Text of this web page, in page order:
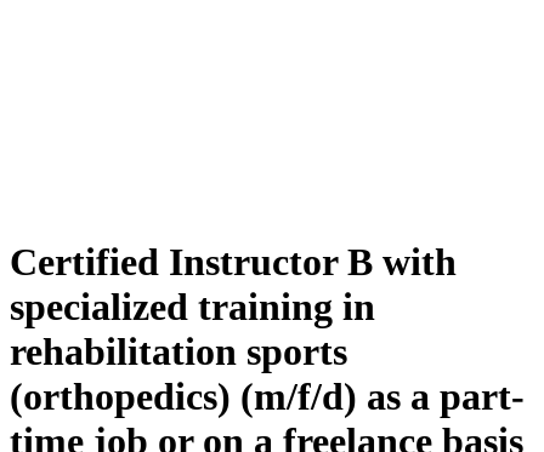
Certified Instructor B with
specialized training in
rehabilitation sports
(orthopedics) (m/f/d) as a part-
time job or on a freelance basis